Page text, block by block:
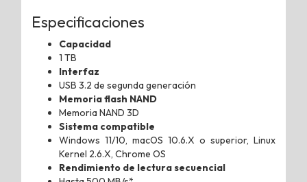
Especificaciones
Capacidad
1 TB
Interfaz
USB 3.2 de segunda generación
Memoria flash NAND
Memoria NAND 3D
Sistema compatible
Windows 11/10, macOS 10.6.X o superior, Linux
Kernel 2.6.X, Chrome OS
Rendimiento de lectura secuencial